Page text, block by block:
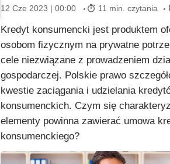
12 Cze 2023 | 00:00 11 min. czytania
Kredyt konsumencki jest produktem
osobom fizycznym na prywatne
cele niezwiązane z prowadzeniem
gospodarczej. Polskie prawo
kwestie zaciągania i udzielania
konsumenckich. Czym się
elementy powinna zawierać umowa
konsumenckiego?